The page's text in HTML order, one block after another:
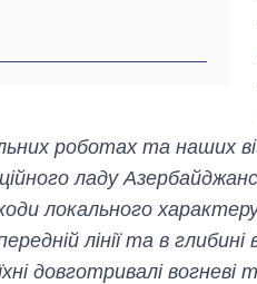
роботах та наших
ладу
локального
лінії та в
довготривалі